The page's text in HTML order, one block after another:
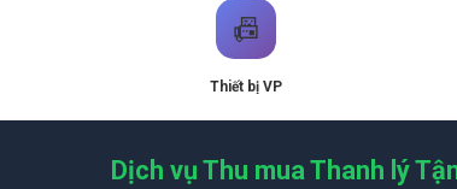
📠
Thiết bị VP
Dịch vụ Thu mua Thanh lý